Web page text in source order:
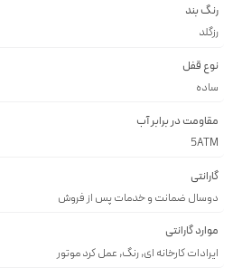
رنگ بند
رزگلد
نوع قفل
ساده
مقاومت در برابر آب
5ATM
گارانتی
دوسال ضمانت و خدمات پس از فروش
موارد گارانتی
ایرادات کارخانه ای, رنگ, عمل کرد موتور